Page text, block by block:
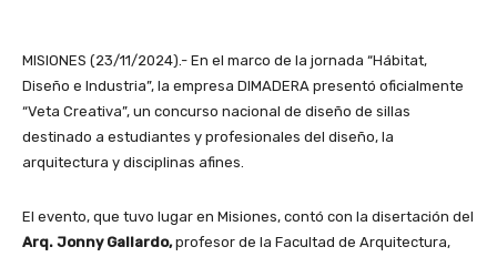
MISIONES (23/11/2024).- En el marco de la jornada “Hábitat,
Diseño e Industria”, la empresa DIMADERA presentó oficialmente
“Veta Creativa”, un concurso nacional de diseño de sillas
destinado a estudiantes y profesionales del diseño, la
arquitectura y disciplinas afines.
El evento, que tuvo lugar en Misiones, contó con la disertación del
Arq. Jonny Gallardo,profesor de la Facultad de Arquitectura,